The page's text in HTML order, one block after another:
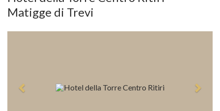
Matigge di Trevi